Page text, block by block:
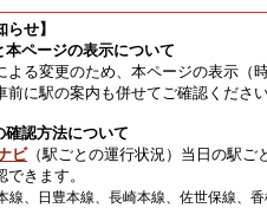
らせ】
ページの表示について
よる変更のため、本ページの表示（
に駅の案内も併せてご確認ください
認方法について
ビ（駅ごとの運行状況）当日の駅ご
きます。
線、日豊本線、長崎本線、佐世保線、